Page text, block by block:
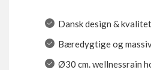
Dansk design & kvalitet
Bæredygtige og
Ø30 cm. wellnessrain